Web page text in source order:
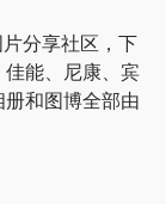
分享社区，下
能、尼康、宾
和图博全部由